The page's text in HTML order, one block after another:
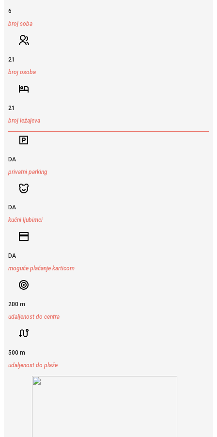
6
broj soba
21
broj osoba
21
broj ležajeva
DA
privatni parking
DA
kućni ljubimci
DA
moguće plaćanje karticom
200 m
udaljenost do centra
500 m
udaljenost do plaže